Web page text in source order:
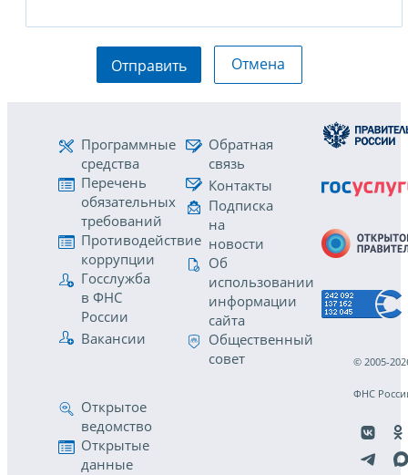
Отправить Отмена
Программные
средства
Перечень
обязательных
требований
Противодействие
коррупции
Госслужба
в ФНС
России
Вакансии
Обратная
связь
Контакты
Подписка
на
новости
Об
использовании
информации
сайта
Общественный
совет
Открытое
ведомство
Открытые
данные
© 2005-
ФНС